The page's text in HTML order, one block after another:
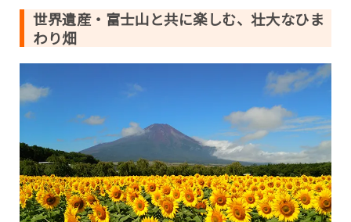
世界遺産・富士山と共に楽しむ、壮大なひま
わり畑